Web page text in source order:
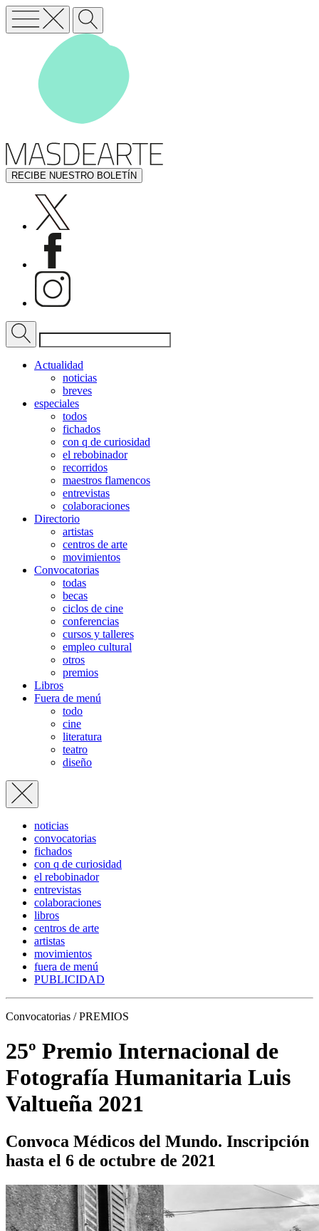
RECIBE NUESTRO BOLETÍN
Actualidad
noticias
breves
especiales
todos
fichados
con q de curiosidad
el rebobinador
recorridos
maestros flamencos
entrevistas
colaboraciones
Directorio
artistas
centros de arte
movimientos
Convocatorias
todas
becas
ciclos de cine
conferencias
cursos y talleres
empleo cultural
otros
premios
Libros
Fuera de menú
todo
cine
literatura
teatro
diseño
noticias
convocatorias
fichados
con q de curiosidad
el rebobinador
entrevistas
colaboraciones
libros
centros de arte
artistas
movimientos
fuera de menú
PUBLICIDAD
Convocatorias / PREMIOS
25º Premio Internacional de
Fotografía Humanitaria Luis
Valtueña 2021
Convoca Médicos del Mundo. Inscripción
hasta el 6 de octubre de 2021